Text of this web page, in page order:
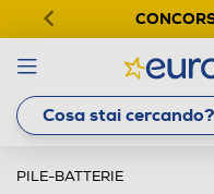
PILE-BATTERIE